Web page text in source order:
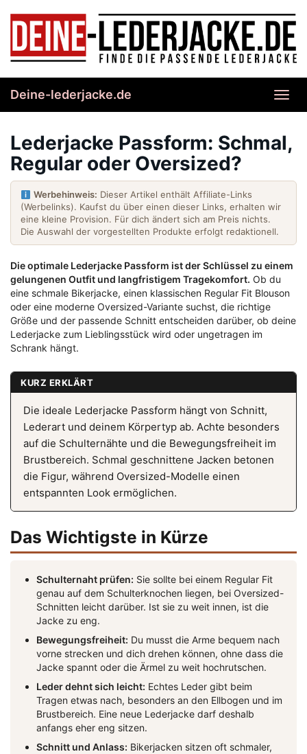
content
Deine-lederjacke.de
Lederjacke Passform: Schmal,
Regular oder Oversized?
Werbehinweis: Dieser Artikel enthält Affiliate-Links
(Werbelinks). Kaufst du über einen dieser Links, erhalten wir
eine kleine Provision. Für dich ändert sich am Preis nichts.
Die Auswahl der vorgestellten Produkte erfolgt redaktionell.
Die optimale Lederjacke Passform ist der Schlüssel zu einem
gelungenen Outfit und langfristigem Tragekomfort. Ob du
eine schmale Bikerjacke, einen klassischen Regular Fit Blouson
oder eine moderne Oversized-Variante suchst, die richtige
Größe und der passende Schnitt entscheiden darüber, ob deine
Lederjacke zum Lieblingsstück wird oder ungetragen im
Schrank hängt.
KURZ ERKLÄRT
Die ideale Lederjacke Passform hängt von Schnitt,
Lederart und deinem Körpertyp ab. Achte besonders
auf die Schulternähte und die Bewegungsfreiheit im
Brustbereich. Schmal geschnittene Jacken betonen
die Figur, während Oversized-Modelle einen
entspannten Look ermöglichen.
Das Wichtigste in Kürze
Schulternaht prüfen: Sie sollte bei einem Regular Fit
genau auf dem Schulterknochen liegen, bei Oversized-
Schnitten leicht darüber. Ist sie zu weit innen, ist die
Jacke zu eng.
Bewegungsfreiheit: Du musst die Arme bequem nach
vorne strecken und dich drehen können, ohne dass die
Jacke spannt oder die Ärmel zu weit hochrutschen.
Leder dehnt sich leicht: Echtes Leder gibt beim
Tragen etwas nach, besonders an den Ellbogen und im
Brustbereich. Eine neue Lederjacke darf deshalb
anfangs eher eng sitzen.
Schnitt und Anlass: Bikerjacken sitzen oft schmaler,